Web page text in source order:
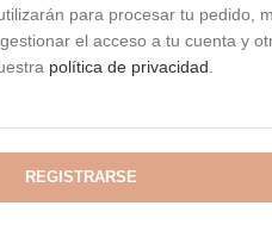
para procesar tu pedido,
el acceso a tu cuenta y
política de privacidad
REGISTRARSE